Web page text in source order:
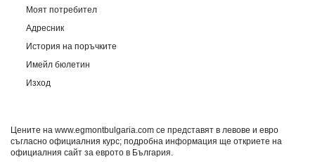
Моят потребител
Адресник
История на поръчките
Имейл бюлетин
Изход
Цените на www.egmontbulgaria.com се представят в левове и евро
съгласно официалния курс; подробна информация ще откриете на
официалния сайт за еврото в България